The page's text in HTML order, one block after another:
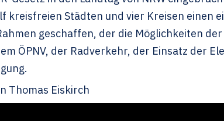
kreisfreien Städten und vier Kreisen einen
geschaffen, der die Möglichkeiten
ÖPNV, der Radverkehr, der Einsatz der
Thomas Eiskirch